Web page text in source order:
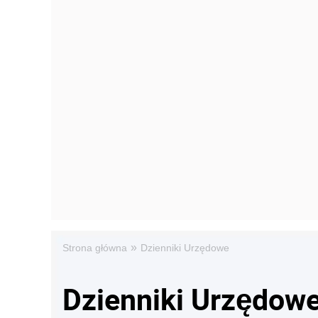
Strona główna » Dzienniki Urzędowe
Dzienniki